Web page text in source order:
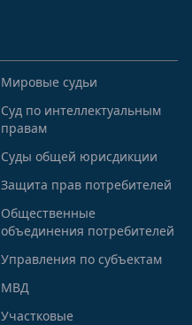
Мировые судьи
Суд по интеллектуальным
правам
Суды общей юрисдикции
Защита прав потребителей
Общественные
объединения потребителей
Управления по субъектам
МВД
Участковые